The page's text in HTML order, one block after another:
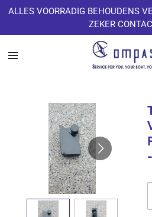
Ga
naar
de
ALLES VOORRADIG BEHOUDENS
ZEKER